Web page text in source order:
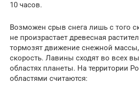
10 часов.
Возможен срыв снега лишь с того
не произрастает древесная
тормозят движение снежной
скорость. Лавины сходят во всех
областях планеты. На территории
областями считаются: